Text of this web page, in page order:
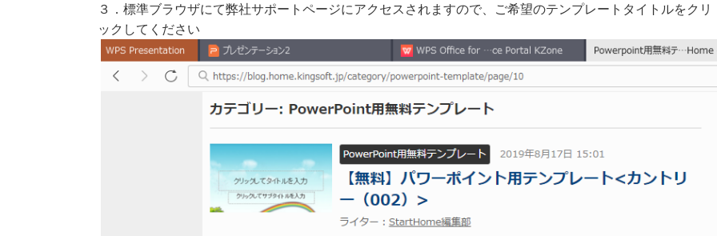
３．標準ブラウザにて弊社サポートページにアクセスされますので、ご希望のテンプレートタイトルをクリ
ックしてください